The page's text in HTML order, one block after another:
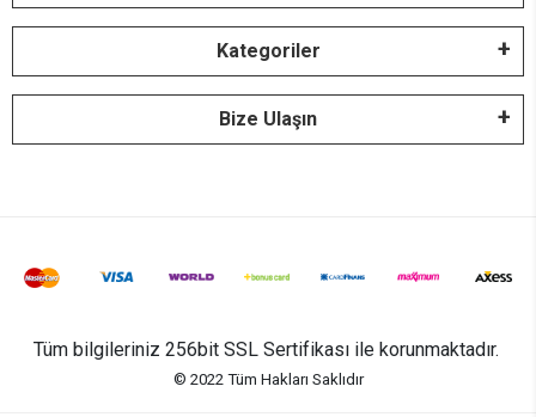
Kategoriler
Bize Ulaşın
Tüm bilgileriniz 256bit SSL Sertifikası ile korunmaktadır.
© 2022 Tüm Hakları Saklıdır